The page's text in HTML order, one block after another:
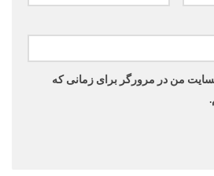
من در مرورگر برای زمانی که